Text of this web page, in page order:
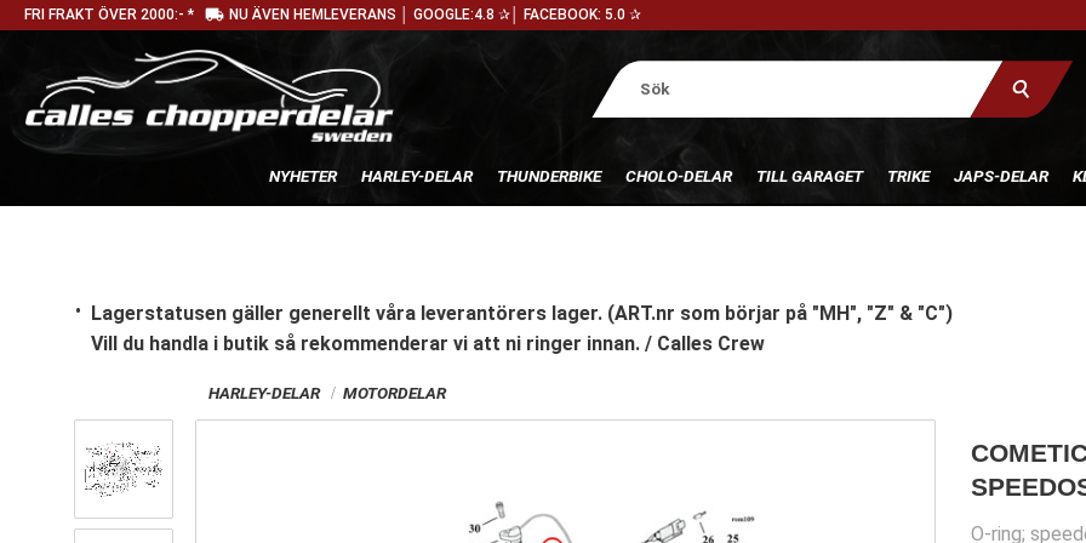
FRI FRAKT ÖVER 2000:- * local_shipping NU ÄVEN HEMLEVERANS │ GOOGLE:4.8 ✰│ FACEBOOK: 5.0 ✰
NYHETER HARLEY-DELAR THUNDERBIKE CHOLO-DELAR TILL GARAGET TRIKE JAPS-DELAR
Lagerstatusen gäller generellt våra leverantörers lager. (ART.nr som börjar på "MH", "Z" & "C")
Vill du handla i butik så rekommenderar vi att ni ringer innan. / Calles Crew
HARLEY-DELAR MOTORDELAR
O-ring;